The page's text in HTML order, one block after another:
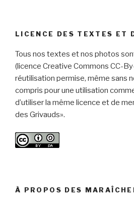
LICENCE DES TEXTES ET
Tous nos textes et nos photos
(licence Creative Commons CC-
réutilisation permise, même sans
compris pour une utilisation
d’utiliser la même licence et de
des Grivauds».
À PROPOS DES